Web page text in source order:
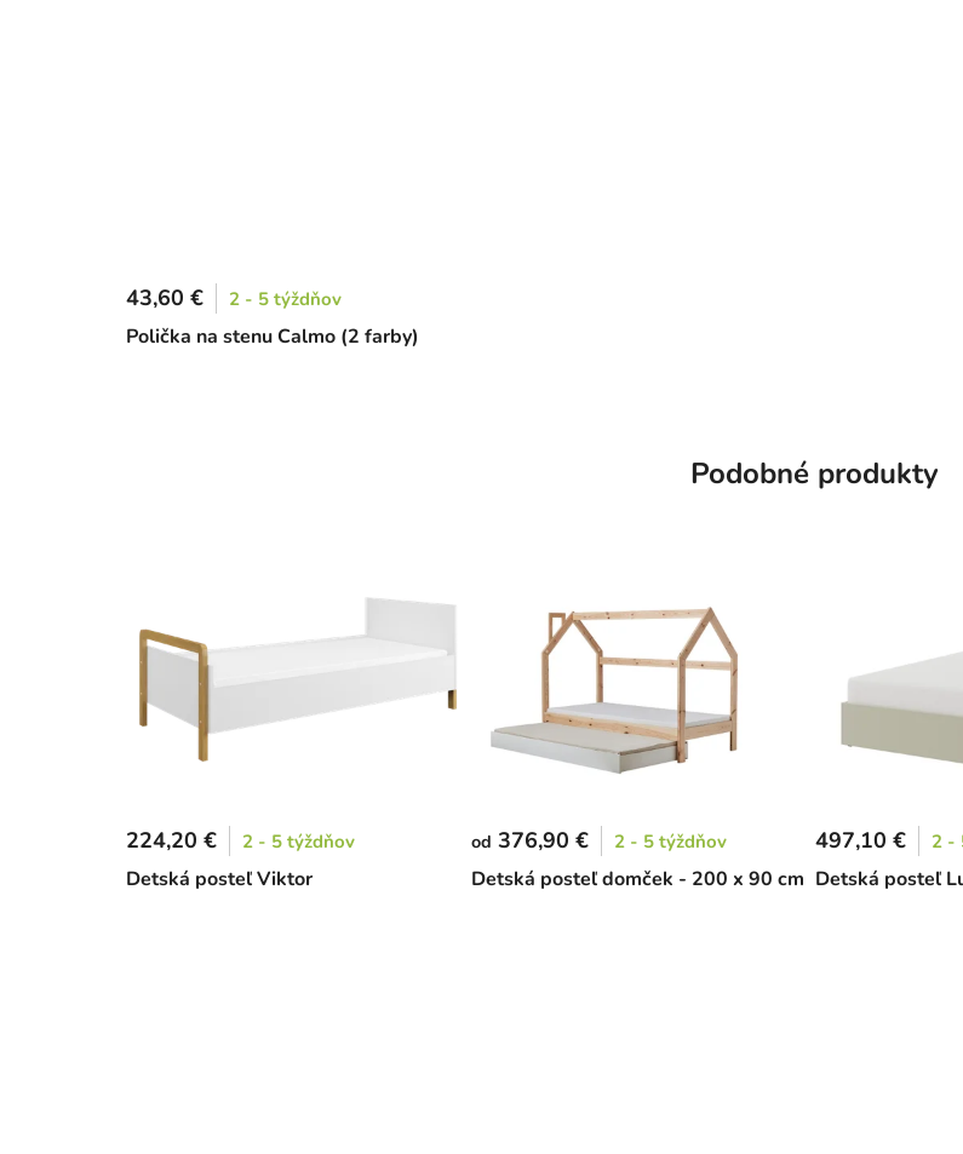
Polička na stenu Calmo (2 farby)
43,60 € 2 - 5 týždňov
Podobné produkty
Detská posteľ Viktor
224,20 € 2 - 5 týždňov
Detská posteľ domček - 200 x 90 cm
od 376,90 € 2 - 5 týždňov
Detská posteľ
497,10 € 2 -